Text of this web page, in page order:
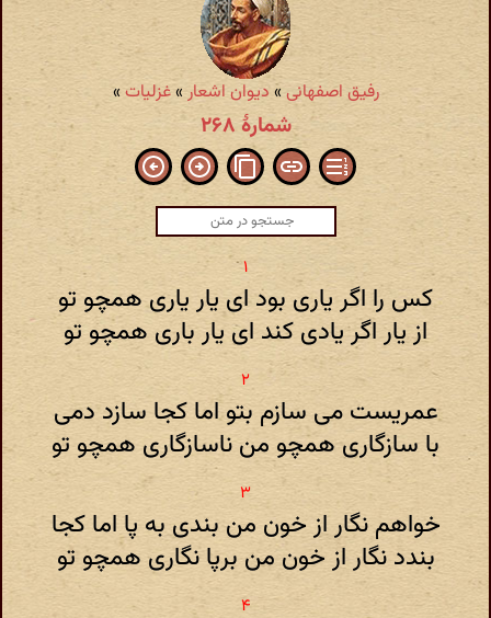
رفیق اصفهانی» دیوان اشعار»غزلیات»
شمارهٔ ۲۶۸
کس را اگر یاری بود ای یار یاری همچو تو
از یار اگر یادی کند ای یار باری همچو تو
عمریست می سازم بتو اما کجا سازد دمی
با سازگاری همچو من ناسازگاری همچو تو
خواهم نگار از خون من بندی به پا اما کجا
بندد نگار از خون من برپا نگاری همچو تو